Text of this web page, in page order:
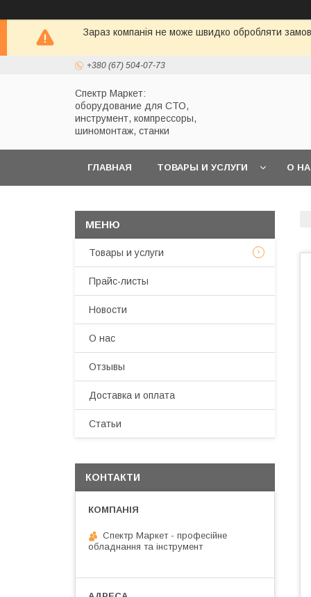
Зараз компанія не може швидко обробляти
+380 (67) 504-07-73
Спектр Маркет:
оборудование для СТО,
инструмент, компрессоры,
шиномонтаж, станки
ГЛАВНАЯ ТОВАРЫ И УСЛУГИ О
Товары и услуги
Прайс-листы
Новости
О нас
Отзывы
Доставка и оплата
Статьи
КОНТАКТИ
Спектр Маркет - професійне
обладнання та інструмент